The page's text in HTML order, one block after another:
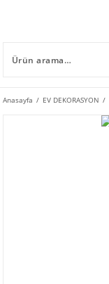
Anasayfa EV DEKORASYON